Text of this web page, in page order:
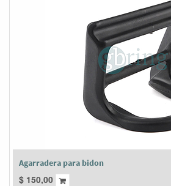
Agarradera para bidon
$ 150,00